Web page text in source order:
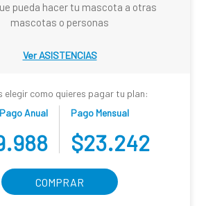
pueda hacer tu mascota a otras
mascotas o personas
Ver ASISTENCIAS
elegir como quieres pagar tu plan:
Pago Anual
Pago Mensual
$23.242
COMPRAR